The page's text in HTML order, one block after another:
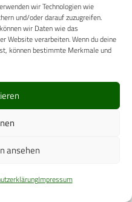
wir Technologien wie
und/oder darauf zuzugreifen.
wir Daten wie das
Website verarbeiten. Wenn du deine
können bestimmte Merkmale und
ansehen
Impressum
– 0